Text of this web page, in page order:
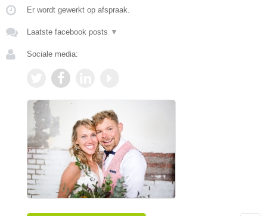
Er wordt gewerkt op afspraak.
Laatste facebook posts ▼
Sociale media: